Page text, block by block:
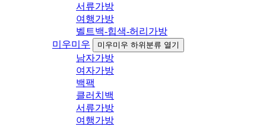
서류가방
여행가방
벨트백-힙색-허리가방
미우미우
미우미우 하위분류 열기
남자가방
여자가방
백팩
클러치백
서류가방
여행가방